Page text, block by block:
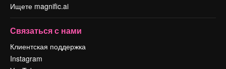
Ищете magnific.ai
Связаться с нами
Клиентская поддержка
Instagram